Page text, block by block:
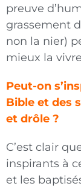
preuve
grassement
non la nier)
mieux la
Peut-on
Bible et des
et drôle ?
C’est clair
inspirants à
et les